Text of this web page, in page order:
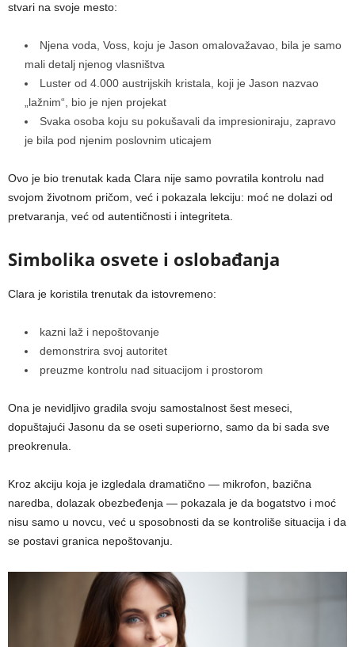
stvari na svoje mesto:
Njena voda, Voss, koju je Jason omalovažavao, bila je samo
mali detalj njenog vlasništva
Luster od 4.000 austrijskih kristala, koji je Jason nazvao
„lažnim“, bio je njen projekat
Svaka osoba koju su pokušavali da impresioniraju, zapravo
je bila pod njenim poslovnim uticajem
Ovo je bio trenutak kada Clara nije samo povratila kontrolu nad
svojom životnom pričom, već i pokazala lekciju: moć ne dolazi od
pretvaranja, već od autentičnosti i integriteta.
Simbolika osvete i oslobađanja
Clara je koristila trenutak da istovremeno:
kazni laž i nepoštovanje
demonstrira svoj autoritet
preuzme kontrolu nad situacijom i prostorom
Ona je nevidljivo gradila svoju samostalnost šest meseci,
dopuštajući Jasonu da se oseti superiorno, samo da bi sada sve
preokrenula.
Kroz akciju koja je izgledala dramatično — mikrofon, bazična
naredba, dolazak obezbeđenja — pokazala je da bogatstvo i moć
nisu samo u novcu, već u sposobnosti da se kontroliše situacija i da
se postavi granica nepoštovanju.